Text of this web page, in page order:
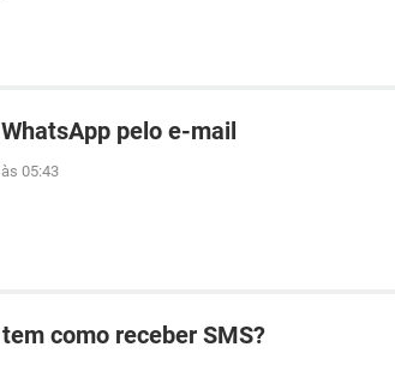
pelo e-mail
05:43
como receber SMS?